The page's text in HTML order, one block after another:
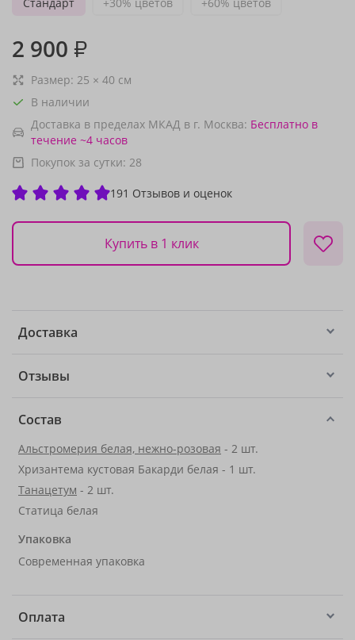
2 900 ₽
Размер: 25 × 40 см
В наличии
Доставка в пределах МКАД в г. Москва: Бесплатно в
течение ~4 часов
Покупок за сутки: 28
191 Отзывов и оценок
Купить в 1 клик
Доставка
Отзывы
Состав
Альстромерия белая, нежно-розовая - 2 шт.
Хризантема кустовая Бакарди белая - 1 шт.
Танацетум - 2 шт.
Статица белая
Упаковка
Современная упаковка
Оплата